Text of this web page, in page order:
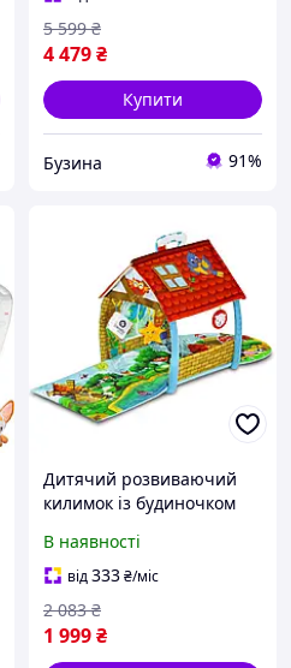
4 479₴
5 599 ₴
Купити
Бузина 91%
Дитячий розвиваючий
килимок із будиночком
Навчальний килимок для
дітей Ігровий килимок
для діток
В наявності
від333₴/міс
1 999₴
2 083 ₴